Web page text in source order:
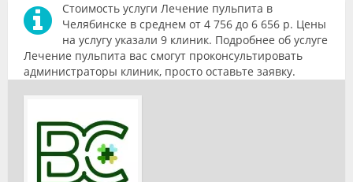
Лаборатории
Стоимость услуги Лечение пульпита в
Челябинске в среднем от 4 756 до 6 656 р. Цены
на услугу указали 9 клиник. Подробнее об услуге
Лечение пульпита вас смогут проконсультировать
администраторы клиник, просто оставьте заявку.